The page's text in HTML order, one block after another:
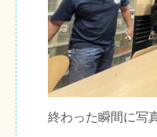
終わった瞬間に写